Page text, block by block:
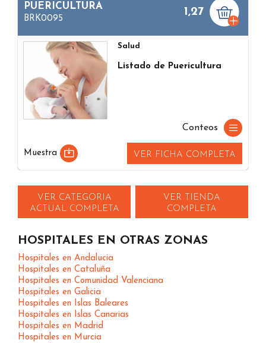
PUERICULTURA
BRK0095
1,27
Salud
Listado de Puericultura
Conteos
Muestra VER FICHA COMPLETA
VER CATEGORIA
ACTUAL COMPLETA
VER TIENDA
COMPLETA
HOSPITALES EN OTRAS ZONAS
Hospitales en Andalucia
Hospitales en Cataluña
Hospitales en Comunidad Valenciana
Hospitales en Galicia
Hospitales en Islas Baleares
Hospitales en Islas Canarias
Hospitales en Madrid
Hospitales en Murcia